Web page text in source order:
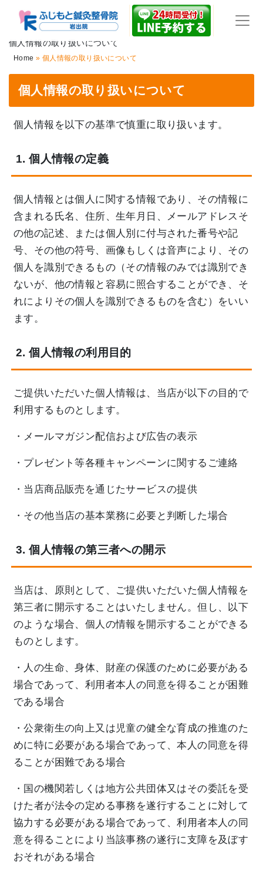
個人情報の取り扱いについて
Home » 個人情報の取り扱いについて
個人情報の取り扱いについて
個人情報を以下の基準で慎重に取り扱います。
1. 個人情報の定義
個人情報とは個人に関する情報であり、その情報に
含まれる氏名、住所、生年月日、メールアドレスそ
の他の記述、または個人別に付与された番号や記
号、その他の符号、画像もしくは音声により、その
個人を識別できるもの（その情報のみでは識別でき
ないが、他の情報と容易に照合することができ、そ
れによりその個人を識別できるものを含む）をいい
ます。
2. 個人情報の利用目的
ご提供いただいた個人情報は、当店が以下の目的で
利用するものとします。
・メールマガジン配信および広告の表示
・プレゼント等各種キャンペーンに関するご連絡
・当店商品販売を通じたサービスの提供
・その他当店の基本業務に必要と判断した場合
3. 個人情報の第三者への開示
当店は、原則として、ご提供いただいた個人情報を
第三者に開示することはいたしません。但し、以下
のような場合、個人の情報を開示することができる
ものとします。
・人の生命、身体、財産の保護のために必要がある
場合であって、利用者本人の同意を得ることが困難
である場合
・公衆衛生の向上又は児童の健全な育成の推進のた
めに特に必要がある場合であって、本人の同意を得
ることが困難である場合
・国の機関若しくは地方公共団体又はその委託を受
けた者が法令の定める事務を遂行することに対して
協力する必要がある場合であって、利用者本人の同
意を得ることにより当該事務の遂行に支障を及ぼす
おそれがある場合